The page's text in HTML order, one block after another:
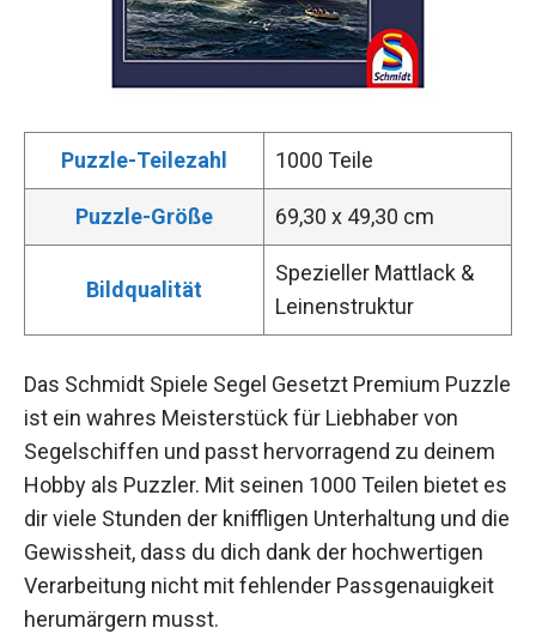
Puzzle-Teilezahl 1000 Teile
Puzzle-Größe 69,30 x 49,30 cm
Bildqualität
Spezieller Mattlack &
Leinenstruktur
Das Schmidt Spiele Segel Gesetzt Premium Puzzle
ist ein wahres Meisterstück für Liebhaber von
Segelschiffen und passt hervorragend zu deinem
Hobby als Puzzler. Mit seinen 1000 Teilen bietet es
dir viele Stunden der kniffligen Unterhaltung und die
Gewissheit, dass du dich dank der hochwertigen
Verarbeitung nicht mit fehlender Passgenauigkeit
herumärgern musst.